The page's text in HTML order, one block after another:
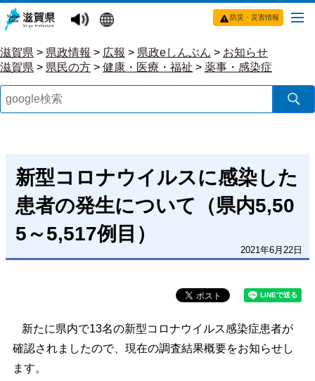
防災・災害情報
滋賀県 > 県政情報 > 広報 > 県政eしんぶん > お知らせ
滋賀県 > 県民の方 > 健康・医療・福祉 > 薬事・感染症
新型コロナウイルスに感染した
患者の発生について（県内5,50
5～5,517例目）
2021年6月22日
新たに県内で13名の新型コロナウイルス感染症患者が
確認されましたので、現在の調査結果概要をお知らせし
ます。